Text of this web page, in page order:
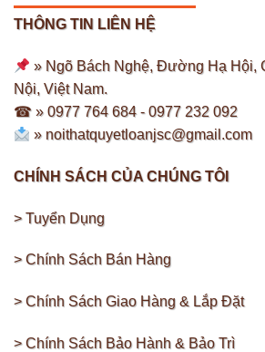
THÔNG TIN LIÊN HỆ
» Ngõ Bách Nghệ, Đường Hạ Hội,
Nội, Việt Nam.
☎ » 0977 764 684 -0977 232 092
» noithatquyetloanjsc@gmail.com
CHÍNH SÁCH CỦA CHÚNG TÔI
> Tuyển Dụng
> Chính Sách Bán Hàng
> Chính Sách Giao Hàng & Lắp Đặt
> Chính Sách Bảo Hành & Bảo Trì